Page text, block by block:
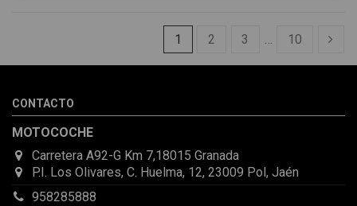
1 2 3 … 10
CONTACTO
MOTOCOCHE
Carretera A92-G Km 7,18015 Granada
P.I. Los Olivares, C. Huelma, 12, 23009 Pol, Jaén
958285888